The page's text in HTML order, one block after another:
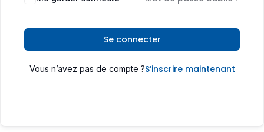
Se connecter
Vous n’avez pas de compte ?S’inscrire maintenant